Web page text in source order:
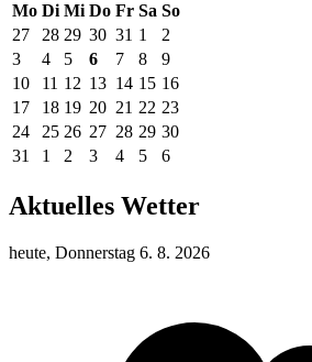
Mo Di Mi Do Fr Sa So
27
28 29 30 31 1
2
3
4 5 6 7 8
9
10
11 12 13 14 15 16
17
18 19 20 21 22 23
24
25 26 27 28 29 30
31
1 2 3 4 5 6
Aktuelles Wetter
heute, Donnerstag 6. 8. 2026